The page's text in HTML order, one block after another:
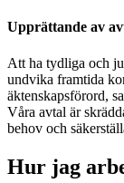
Upprättande av
Att ha tydliga och
undvika framtida
äktenskapsförord,
Våra avtal är
behov och
Hur jag